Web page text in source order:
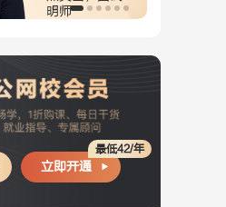
量
立即开通
最低42/年